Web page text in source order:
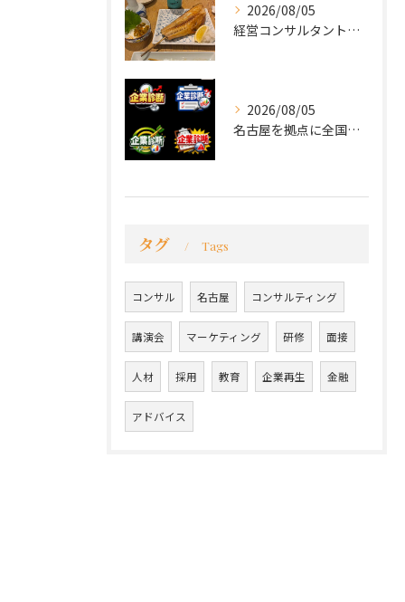
2026/08/05
経営コンサルタントのモーちゃん・毛利京申です。
2026/08/05
名古屋を拠点に全国で活動する 経営コンサルタントの 毛利京申...
タグ Tags
コンサル 名古屋 コンサルティング
講演会 マーケティング 研修 面接
人材 採用 教育 企業再生 金融
アドバイス